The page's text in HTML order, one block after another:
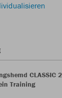
CLASSIC
Training